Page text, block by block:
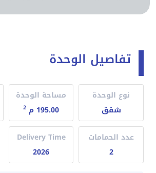
تفاصيل الوحدة
نوع الوحدة
شقق
مساحة الوحدة
195.00 م
2
عدد الحمامات
2
Delivery Time
2026